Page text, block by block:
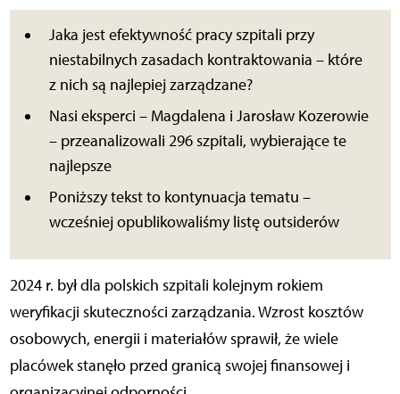
Jaka jest efektywność pracy szpitali przy
niestabilnych zasadach kontraktowania – które
z nich są najlepiej zarządzane?
Nasi eksperci – Magdalena i Jarosław Kozerowie
– przeanalizowali 296 szpitali, wybierające te
najlepsze
Poniższy tekst to kontynuacja tematu –
wcześniej opublikowaliśmy listę outsiderów
2024 r. był dla polskich szpitali kolejnym rokiem
weryfikacji skuteczności zarządzania. Wzrost kosztów
osobowych, energii i materiałów sprawił, że wiele
placówek stanęło przed granicą swojej finansowej i